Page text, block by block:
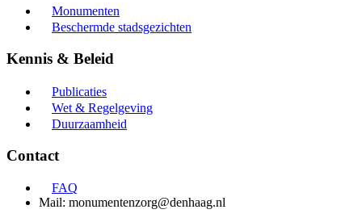
Monumenten
Beschermde stadsgezichten
Kennis & Beleid
Publicaties
Wet & Regelgeving
Duurzaamheid
Contact
FAQ
Mail: monumentenzorg@denhaag.nl